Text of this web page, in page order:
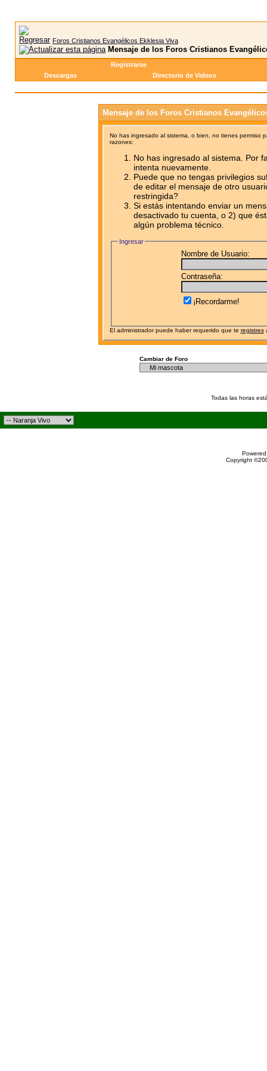
Foros Cristianos Evangélicos Ekklesia Viva
Mensaje de los Foros Cristianos
Registrarse
Descargas
Directorio de Videos
Mensaje de los Foros Cristianos
No has ingresado al sistema, o bien, no tienes permiso
razones:
No has ingresado al sistema. Por
intenta nuevamente.
Puede que no tengas privilegios
de editar el mensaje de otro
restringida?
Si estás intentando enviar un
desactivado tu cuenta, o 2) que
algún problema técnico.
Ingresar
Nombre de Usuario:
Contraseña:
¡Recordarme!
El administrador puede haber requerido que te registres
Cambiar de Foro
Todas las horas
Copyright